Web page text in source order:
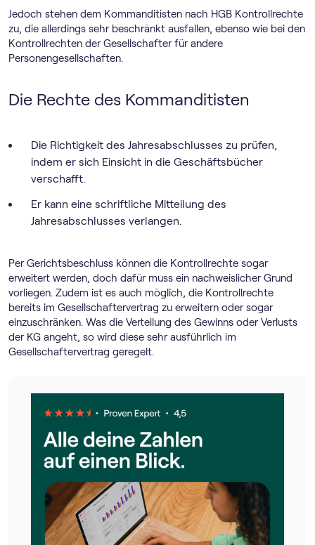
Jedoch stehen dem Kommanditisten nach HGB Kontrollrechte
zu, die allerdings sehr beschränkt ausfallen, ebenso wie bei den
Kontrollrechten der Gesellschafter für andere
Personengesellschaften.
Die Rechte des Kommanditisten
Die Richtigkeit des Jahresabschlusses zu prüfen,
indem er sich Einsicht in die Geschäftsbücher
verschafft.
Er kann eine schriftliche Mitteilung des
Jahresabschlusses verlangen.
Per Gerichtsbeschluss können die Kontrollrechte sogar
erweitert werden, doch dafür muss ein nachweislicher Grund
vorliegen. Zudem ist es auch möglich, die Kontrollrechte
bereits im Gesellschaftervertrag zu erweitern oder sogar
einzuschränken. Was die Verteilung des Gewinns oder Verlusts
der KG angeht, so wird diese sehr ausführlich im
Gesellschaftervertrag geregelt.